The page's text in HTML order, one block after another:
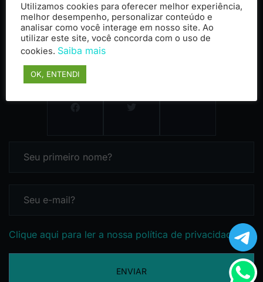
Cases
Clique aqui para ler a nossa política de privacidade
ENVIAR
Utilizamos cookies para oferecer melhor experiência,
melhor desempenho, personalizar conteúdo e
analisar como você interage em nosso site. Ao
utilizar este site, você concorda com o uso de
cookies. Saiba mais
OK, ENTENDI